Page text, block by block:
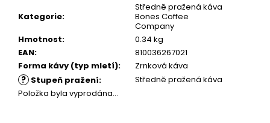
Kategorie:
Středně pražená káva
Bones Coffee
Company
Hmotnost:
0.34 kg
EAN:
810036267021
Forma kávy (typ mletí): Zrnková káva
? Stupeň pražení:
Středně pražená káva
Položka byla vyprodána…
299
Kč